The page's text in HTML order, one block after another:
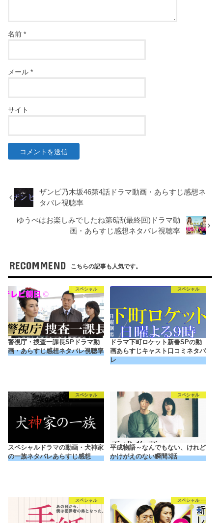
名前*
メール*
サイト
ザンビ乃木坂46第4話ドラマ動画・あらすじ感想ネ
タバレ視聴率
ゆうべはお楽しみでしたね第6話(最終回)ドラマ動
画・あらすじ感想ネタバレ視聴率
RECOMMEND こちらの記事も人気です。
スペシャル
警視庁・捜査一課長SPドラマ動
画・あらすじ感想ネタバレ視聴率
スペシャル
ドラマ下町ロケット新春SPの動
画あらすじキャスト口コミネタバ
レ
スペシャル
スペシャルドラマの動画・犬神家
の一族ネタバレあらすじ感想
スペシャル
平成物語～なんでもない、けれど
かけがえのない瞬間3話
スペシャル スペシャル